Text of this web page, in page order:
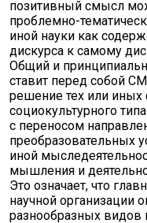
позитивный смысл
проблемно-
иной науки как
дискурса к самому
Общий и
ставит перед собой
решение тех или
социокультурного
с переносом
преобразовательных
иной
мышления и
Это означает, что
научной организации
разнообразных видов